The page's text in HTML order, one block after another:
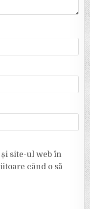
site-ul web în
când o să